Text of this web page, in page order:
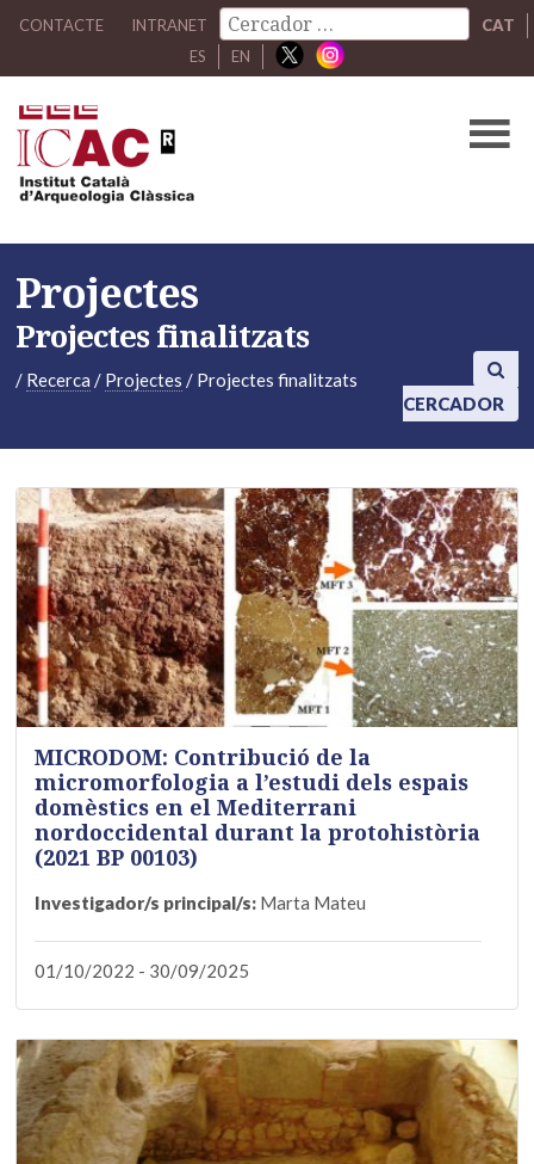
CONTACTE INTRANET
CAT
ES
EN
Projectes
Projectes finalitzats
/ Recerca / Projectes / Projectes finalitzats
CERCADOR
MICRODOM: Contribució de la
micromorfologia a l’estudi dels espais
domèstics en el Mediterrani
nordoccidental durant la protohistòria
(2021 BP 00103)
Investigador/s principal/s: Marta Mateu
01/10/2022 - 30/09/2025